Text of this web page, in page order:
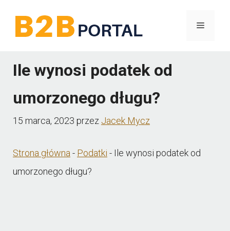
Menu
Ile wynosi podatek od
umorzonego długu?
15 marca, 2023 przez Jacek Mycz
Strona główna - Podatki - Ile wynosi podatek od
umorzonego długu?